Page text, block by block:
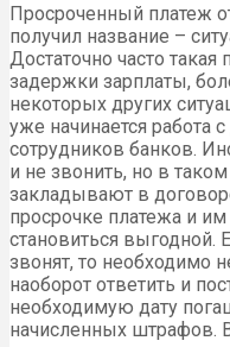
Просроченный платеж
получил название –
Достаточно часто такая
задержки зарплаты,
некоторых других
уже начинается работа
сотрудников банков.
и не звонить, но в
закладывают в
просрочке платежа и им
становиться выгодной.
звонят, то необходимо
наоборот ответить и
необходимую дату
начисленных штрафов.